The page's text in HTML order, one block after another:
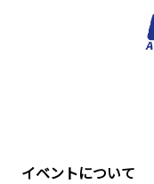
イベントについて